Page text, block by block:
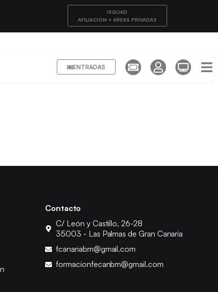
iSQUAD
AFILIACIÓN + ÁREAS PRIVADAS
ENTRADAS
Contacto
C/ León y Castillo, 26-28
35003 - Las Palmas de Gran Canaria
fcanariabm@gmail.com
formacionfecanbm@gmail.com